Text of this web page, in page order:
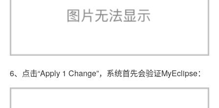
6、点击“Apply 1 Change”，系统首先会验证MyEclipse：